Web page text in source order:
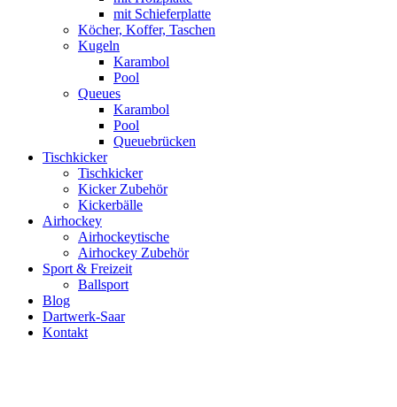
mit Schieferplatte
Köcher, Koffer, Taschen
Kugeln
Karambol
Pool
Queues
Karambol
Pool
Queuebrücken
Tischkicker
Tischkicker
Kicker Zubehör
Kickerbälle
Airhockey
Airhockeytische
Airhockey Zubehör
Sport & Freizeit
Ballsport
Blog
Dartwerk-Saar
Kontakt